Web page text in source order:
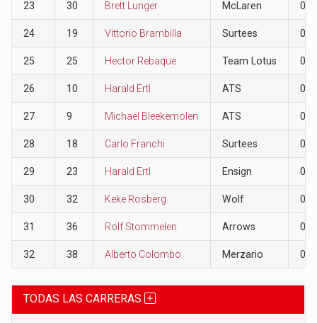
23 30 Brett Lunger McLaren 0
24 19 Vittorio Brambilla Surtees 0
25 25 Hector Rebaque Team Lotus 0
26 10 Harald Ertl ATS 0
27 9 Michael Bleekemolen ATS 0
28 18 Carlo Franchi Surtees 0
29 23 Harald Ertl Ensign 0
30 32 Keke Rosberg Wolf 0
31 36 Rolf Stommelen Arrows 0
32 38 Alberto Colombo Merzario 0
TODAS LAS CARRERAS